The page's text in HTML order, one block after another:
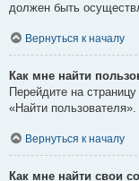
должен быть
Вернуться к началу
Как мне найти
Перейдите на
«Найти пользователя».
Вернуться к началу
Как мне найти свои